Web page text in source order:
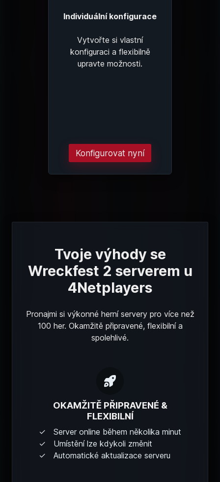
Individuální konfigurace
Vytvořte si vlastní
konfiguraci a flexibilně
upravte možnosti.
Konfigurovat nyní
Tvoje výhody se
Wreckfest 2 serverem u
4Netplayers
Pronajmi si výkonné herní servery pro více než
100 her. Okamžitě připravené, flexibilní a
spolehlivé.
OKAMŽITĚ PŘIPRAVENÉ &
FLEXIBILNÍ
Server online během několika minut
Umístění lze kdykoli změnit
Automatické aktualizace serveru